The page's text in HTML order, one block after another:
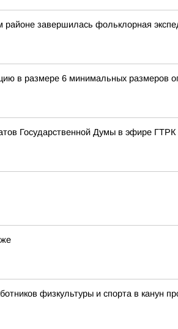
завершилась фольклорная
в размере 6 минимальных размеров
Государственной Думы в эфире
физкультуры и спорта в канун